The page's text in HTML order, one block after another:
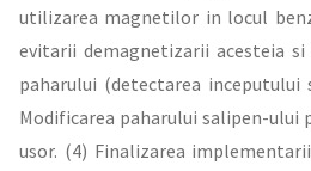
utilizarea magnetilor in locul
evitarii demagnetizarii acesteia
paharului (detectarea
Modificarea paharului salipen-
usor. (4) Finalizarea